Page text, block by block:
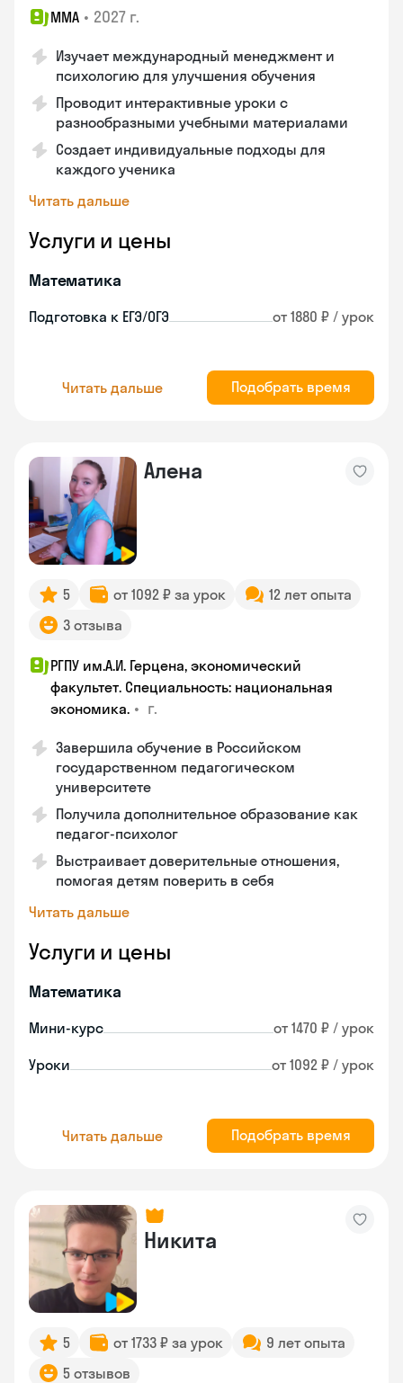
ММА • 2027 г.
Изучает международный менеджмент и
психологию для улучшения обучения
Проводит интерактивные уроки с
разнообразными учебными материалами
Создает индивидуальные подходы для
каждого ученика
Читать дальше
Услуги и цены
Математика
Подготовка к ЕГЭ/ОГЭ от 1880 ₽ / урок
Читать дальше Подобрать время
Алена
5 от 1092 ₽ за урок
12 лет опыта
3 отзыва
РГПУ им.А.И. Герцена, экономический
факультет. Специальность: национальная
экономика. • г.
Завершила обучение в Российском
государственном педагогическом
университете
Получила дополнительное образование как
педагог-психолог
Выстраивает доверительные отношения,
помогая детям поверить в себя
Читать дальше
Услуги и цены
Математика
Мини-курс от 1470 ₽ / урок
Уроки от 1092 ₽ / урок
Читать дальше Подобрать время
Никита
5 от 1733 ₽ за урок
9 лет опыта
5 отзывов